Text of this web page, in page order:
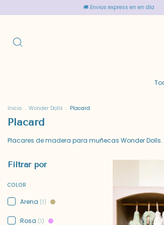
🚚 Envios express en en día
Inicio . Wonder Dolls . Placard
Placard
Placares de madera para muñecas Wonder
Filtrar por
COLOR
Arena (1)
Rosa (1)